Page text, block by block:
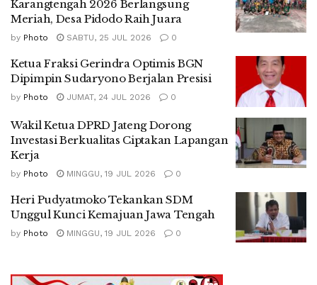
Karangtengah 2026 Berlangsung
Meriah, Desa Pidodo Raih Juara
by Photo SABTU, 25 JUL 2026 0
Ketua Fraksi Gerindra Optimis BGN
Dipimpin Sudaryono Berjalan Presisi
by Photo JUMAT, 24 JUL 2026 0
Wakil Ketua DPRD Jateng Dorong
Investasi Berkualitas Ciptakan Lapangan
Kerja
by Photo MINGGU, 19 JUL 2026 0
Heri Pudyatmoko Tekankan SDM
Unggul Kunci Kemajuan Jawa Tengah
by Photo MINGGU, 19 JUL 2026 0